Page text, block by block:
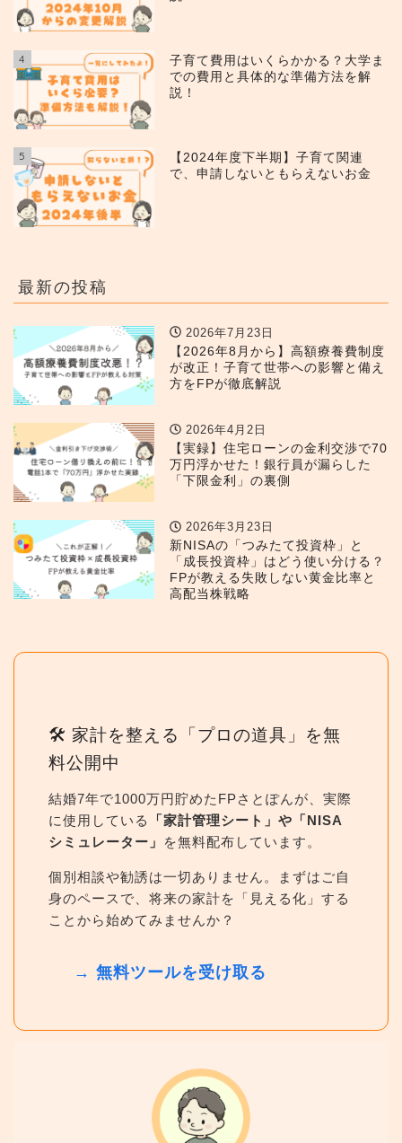
4
子育て費用はいくらかかる？大学ま
での費用と具体的な準備方法を解
説！
5
【2024年度下半期】子育て関連
で、申請しないともらえないお金
最新の投稿
2026年7月23日
【2026年8月から】高額療養費制度
が改正！子育て世帯への影響と備え
方をFPが徹底解説
2026年4月2日
【実録】住宅ローンの金利交渉で70
万円浮かせた！銀行員が漏らした
「下限金利」の裏側
2026年3月23日
新NISAの「つみたて投資枠」と
「成長投資枠」はどう使い分ける？
FPが教える失敗しない黄金比率と
高配当株戦略
🛠 家計を整える「プロの道具」を無
料公開中
結婚7年で1000万円貯めたFPさとぽんが、実際
に使用している
「家計管理シート」や「NISA
シミュレーター」
を無料配布しています。
個別相談や勧誘は一切ありません。まずはご自
身のペースで、将来の家計を「見える化」する
ことから始めてみませんか？
→ 無料ツールを受け取る